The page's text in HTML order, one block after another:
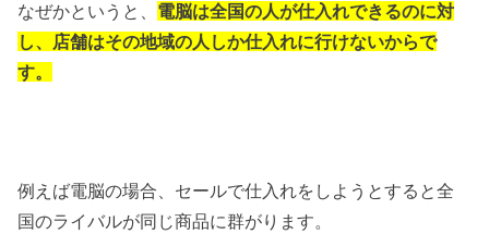
なぜかというと、 電脳は全国の人が仕入れできるのに対
し、店舗はその地域の人しか仕入れに行けないからで
す。
例えば電脳の場合、セールで仕入れをしようとすると全
国のライバルが同じ商品に群がります。